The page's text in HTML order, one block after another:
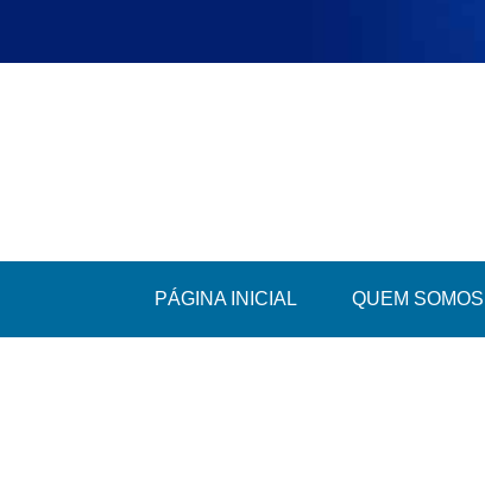
PÁGINA INICIAL QUEM SOMOS